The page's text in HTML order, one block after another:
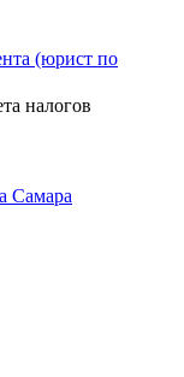
(юрист по
налогов
Самара